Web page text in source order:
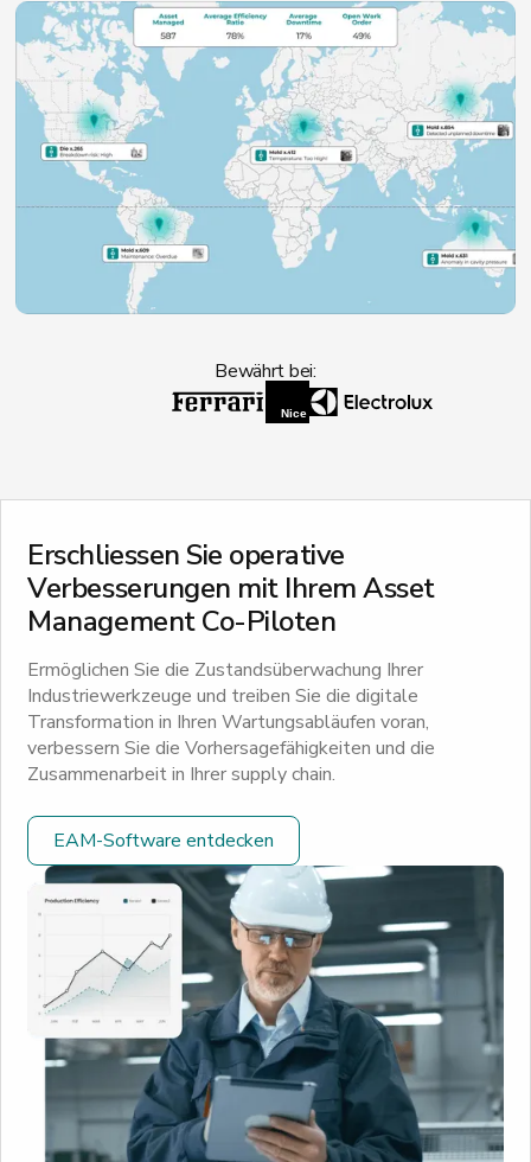
Bewährt bei:
Erschliessen Sie operative
Verbesserungen mit Ihrem Asset
Management Co-Piloten
Ermöglichen Sie die Zustandsüberwachung Ihrer
Industriewerkzeuge und treiben Sie die digitale
Transformation in Ihren Wartungsabläufen voran,
verbessern Sie die Vorhersagefähigkeiten und die
Zusammenarbeit in Ihrer supply chain.
EAM-Software entdecken